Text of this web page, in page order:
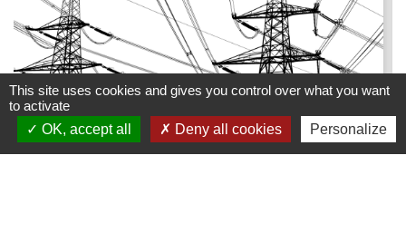
This site uses cookies and gives you control over what you want
to activate
OK, accept all
Deny all cookies Personalize